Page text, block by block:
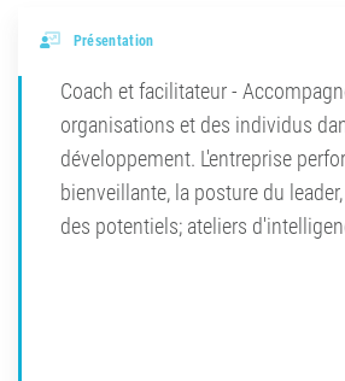
Présentation
Coach et facilitateur -
organisations et des individus
développement. L'entreprise
bienveillante, la posture du
des potentiels; ateliers